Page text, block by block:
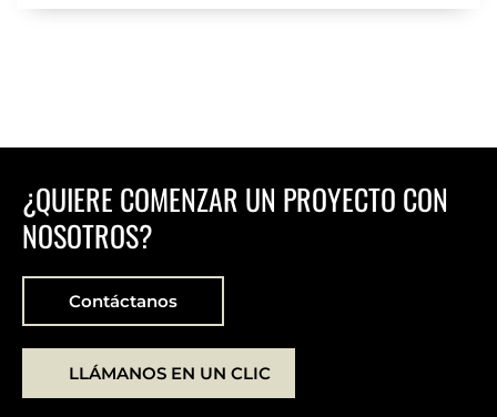
¿QUIERE COMENZAR UN PROYECTO CON
NOSOTROS?
Contáctanos
LLÁMANOS EN UN CLIC